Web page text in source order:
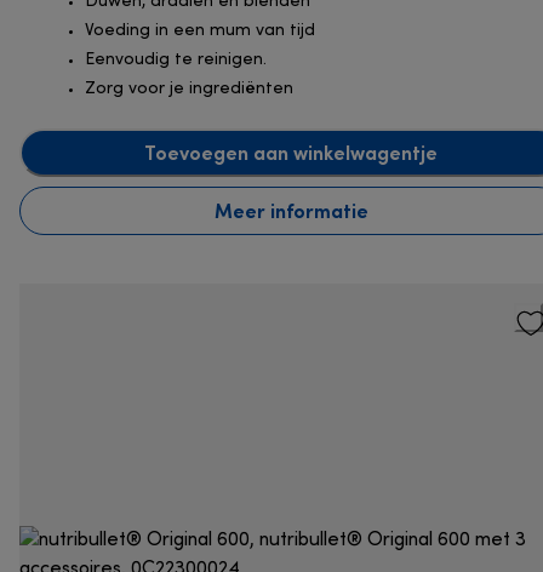
Voeding in een mum van tijd
Eenvoudig te reinigen.
Zorg voor je ingrediënten
Toevoegen aan winkelwagentje
Meer informatie